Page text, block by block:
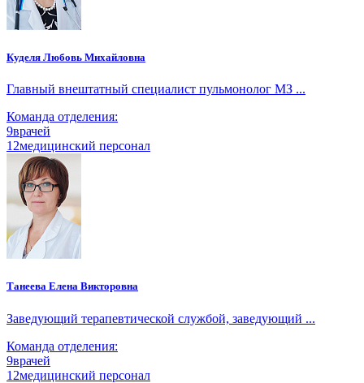
Куделя Любовь Михайловна
Главный внештатный специалист пульмонолог МЗ ...
Команда отделения:
9врачей
12медицинский персонал
Танеева Елена Викторовна
Заведующий терапевтической службой, заведующий ...
Команда отделения:
9врачей
12медицинский персонал